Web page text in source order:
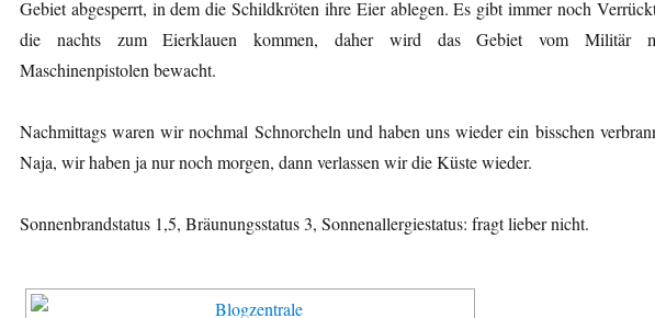
Gebiet abgesperrt, in dem die Schildkröten ihre Eier ablegen. Es gibt immer noch
die nachts zum Eierklauen kommen, daher wird das Gebiet vom Militär
Maschinenpistolen bewacht.
Nachmittags waren wir nochmal Schnorcheln und haben uns wieder ein bisschen
Naja, wir haben ja nur noch morgen, dann verlassen wir die Küste wieder.
Sonnenbrandstatus 1,5, Bräunungsstatus 3, Sonnenallergiestatus: fragt lieber nicht.